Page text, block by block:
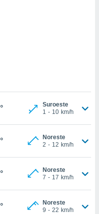
Suroeste
1 - 10 km/h
Noreste
2 - 12 km/h
Noreste
7 - 17 km/h
Noreste
9 - 22 km/h